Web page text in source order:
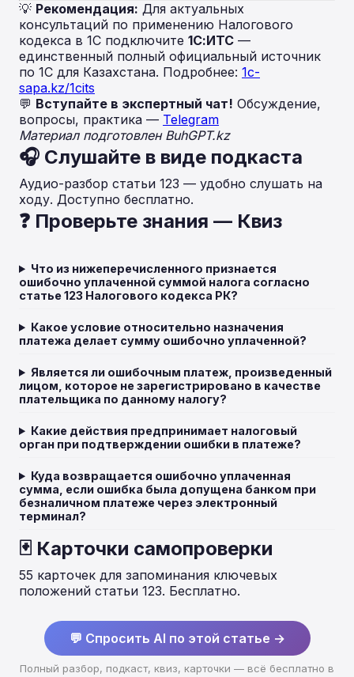
💡 Рекомендация: Для актуальных
консультаций по применению Налогового
кодекса в 1С подключите 1С:ИТС —
единственный полный официальный источник
по 1С для Казахстана. Подробнее: 1c-
sapa.kz/1cits
💬 Вступайте в экспертный чат! Обсуждение,
вопросы, практика — Telegram
Материал подготовлен BuhGPT.kz
🎧 Слушайте в виде подкаста
Аудио-разбор статьи 123 — удобно слушать на
ходу. Доступно бесплатно.
❓ Проверьте знания — Квиз
Что из нижеперечисленного признается
ошибочно уплаченной суммой налога согласно
статье 123 Налогового кодекса РК?
Какое условие относительно назначения
платежа делает сумму ошибочно уплаченной?
Является ли ошибочным платеж, произведенный
лицом, которое не зарегистрировано в качестве
плательщика по данному налогу?
Какие действия предпринимает налоговый
орган при подтверждении ошибки в платеже?
Куда возвращается ошибочно уплаченная
сумма, если ошибка была допущена банком при
безналичном платеже через электронный
терминал?
🃏 Карточки самопроверки
55 карточек для запоминания ключевых
положений статьи 123. Бесплатно.
💬 Спросить AI по этой статье →
Полный разбор, подкаст, квиз, карточки — всё бесплатно в